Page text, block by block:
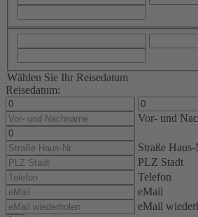
Wählen Sie Ihr Reisedatum
Reisedatum:
Vor- und
Straße Haus-
PLZ Stadt
Telefon
eMail
eMail